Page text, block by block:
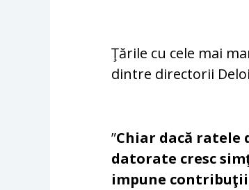
Ţările cu cele mai
dintre directorii
”Chiar dacă ratele
datorate cresc
impune contribuţii